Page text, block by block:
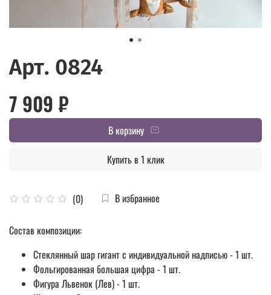
Арт. 0824
(0) В избранное
7 909 ₽
В корзину
Купить в 1 клик
Состав композиции:
Стеклянный шар гигант с индивидуальной надписью - 1 шт.
Фольгированная большая цифра - 1 шт.
Фигура Львенок (Лев) - 1 шт.